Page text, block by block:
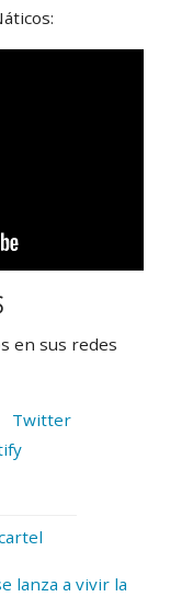
en sus redes
Twitter
lanza a vivir la